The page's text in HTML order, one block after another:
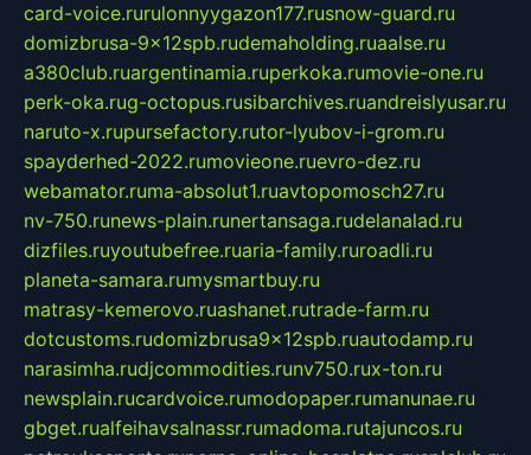
card-voice.rurulonnyygazon177.rusnow-guard.ru
domizbrusa-9x12spb.rudemaholding.ruaalse.ru
a380club.ruargentinamia.ruperkoka.rumovie-one.ru
perk-oka.rug-octopus.rusibarchives.ruandreislyusar.ru
naruto-x.rupursefactory.rutor-lyubov-i-grom.ru
spayderhed-2022.rumovieone.ruevro-dez.ru
webamator.ruma-absolut1.ruavtopomosch27.ru
nv-750.runews-plain.runertansaga.rudelanalad.ru
dizfiles.ruyoutubefree.ruaria-family.ruroadli.ru
planeta-samara.rumysmartbuy.ru
matrasy-kemerovo.ruashanet.rutrade-farm.ru
dotcustoms.rudomizbrusa9x12spb.ruautodamp.ru
narasimha.rudjcommodities.runv750.rux-ton.ru
newsplain.rucardvoice.rumodopaper.rumanunae.ru
gbget.rualfeihavsalnassr.rumadoma.rutajuncos.ru